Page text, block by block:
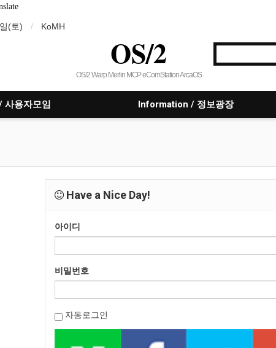
(토) KoMH
OS/2
OS/2 Warp Merlin MCP eComStation ArcaOS
용자모임 Information / 정보광장
Have a Nice Day!
아이디
비밀번호
자동로그인